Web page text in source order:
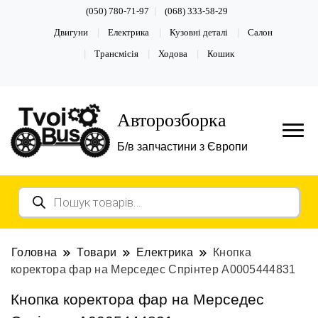
(050) 780-71-97 (068) 333-58-29
Двигуни Електрика Кузовні деталі Салон
Трансмісія Ходова Кошик
Авторозборка
Б/в запчастини з Європи
Пошук
товарів
Головна Товари Електрика
Кнопка
коректора фар на Мерседес Спрінтер A0005444831
Кнопка коректора фар на Мерседес